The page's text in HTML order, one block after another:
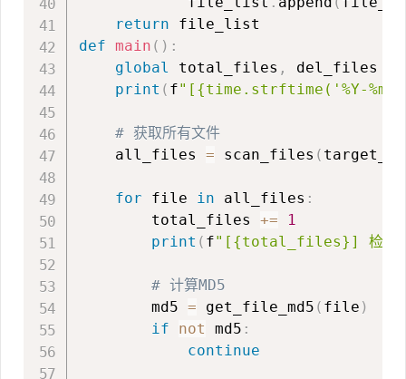
return
def main ( ) :
global
total_files ,
del_files
print ( f"[{time.strftime('%Y-%m-
# 获取所有文件
    all_files
= scan_files (
for file in all_files :
        total_files
+=
1
print ( f"[{total_files}] 检
# 计算MD5
        md5
= get_file_md5 ( file )
if
not md5 :
continue